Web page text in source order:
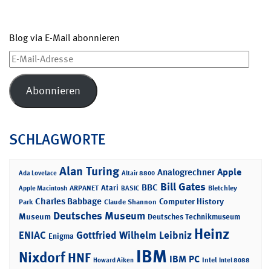
Blog via E-Mail abonnieren
E-
Mail-
Adresse
Abonnieren
SCHLAGWORTE
Ada Lovelace Alan Turing Altair 8800 Analogrechner Apple
Apple Macintosh ARPANET Atari BASIC BBC Bill Gates Bletchley
Park Charles Babbage Claude Shannon Computer History
Museum Deutsches Museum Deutsches Technikmuseum
ENIAC Enigma Gottfried Wilhelm Leibniz Heinz
NixdorfHNF Howard Aiken IBM IBM PC Intel Intel 8088